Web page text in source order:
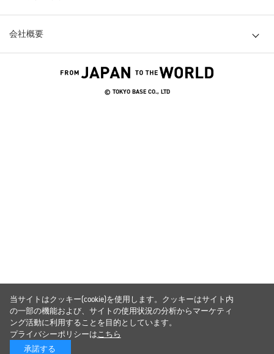
会社概要
© TOKYO BASE CO., LTD
当サイトはクッキー(cookie)を使用します。クッキーはサイト内
の一部の機能および、サイトの使用状況の分析からマーケティ
ング活動に利用することを目的としています。
プライバシーポリシーはこちら
承諾する